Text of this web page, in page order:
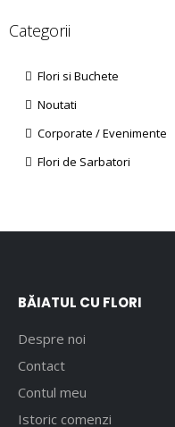
Categorii
Flori si Buchete
Noutati
Corporate / Evenimente
Flori de Sarbatori
BĂIATUL CU FLORI
Despre noi
Contact
Contul meu
Istoric comenzi